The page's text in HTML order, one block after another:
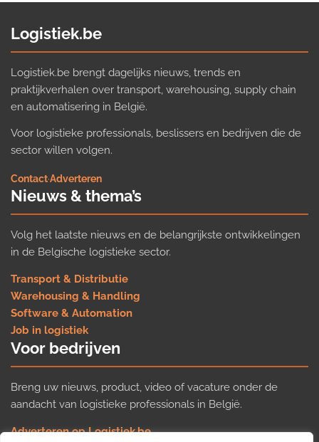
Logistiek.be
Logistiek.be brengt dagelijks nieuws, trends en
praktijkverhalen over transport, warehousing, supply chain
en automatisering in België.
Voor logistieke professionals, beslissers en bedrijven die de
sector willen volgen.
Contact·Adverteren
Nieuws & thema’s
Volg het laatste nieuws en de belangrijkste ontwikkelingen
in de Belgische logistieke sector.
Transport & Distributie
Warehousing & Handling
Software & Automation
Job in logistiek
Voor bedrijven
Breng uw nieuws, product, video of vacature onder de
aandacht van logistieke professionals in België.
Adverteren op Logistiek.be